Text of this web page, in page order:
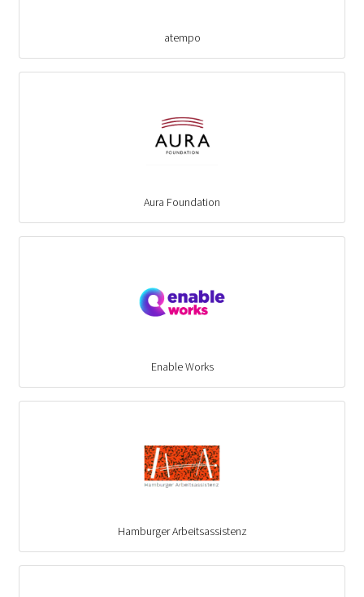
atempo
Aura Foundation
Enable Works
Hamburger Arbeitsassistenz